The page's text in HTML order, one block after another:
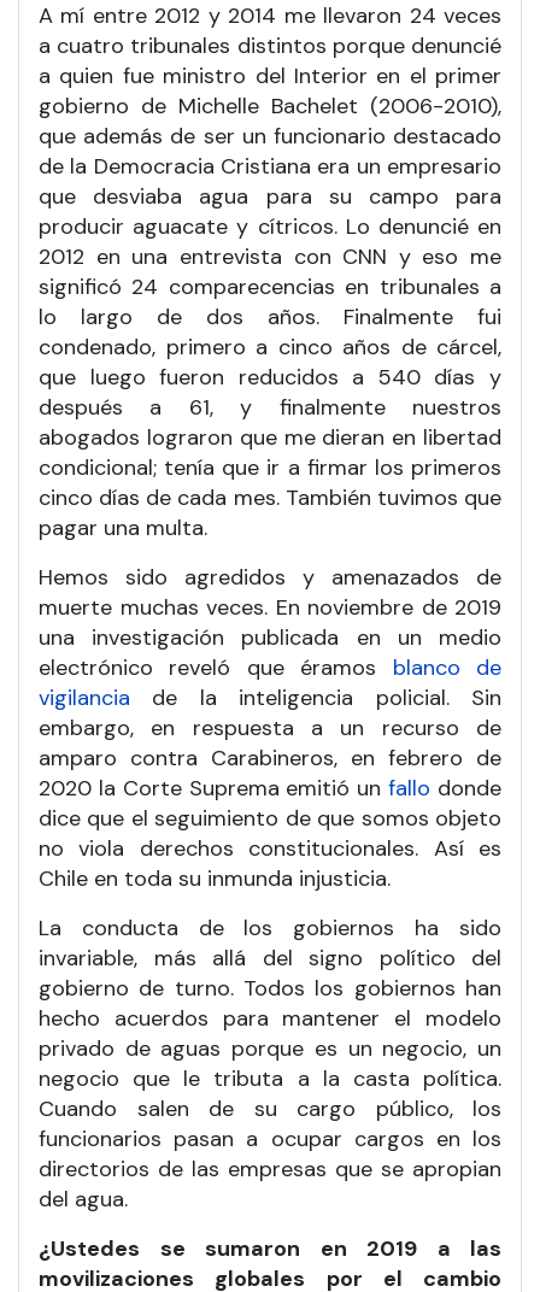
A mí entre 2012 y 2014 me llevaron 24 veces
a cuatro tribunales distintos porque denuncié
a quien fue ministro del Interior en el primer
gobierno de Michelle Bachelet (2006-2010),
que además de ser un funcionario destacado
de la Democracia Cristiana era un empresario
que desviaba agua para su campo para
producir aguacate y cítricos. Lo denuncié en
2012 en una entrevista con CNN y eso me
significó 24 comparecencias en tribunales a
lo largo de dos años. Finalmente fui
condenado, primero a cinco años de cárcel,
que luego fueron reducidos a 540 días y
después a 61, y finalmente nuestros
abogados lograron que me dieran en libertad
condicional; tenía que ir a firmar los primeros
cinco días de cada mes. También tuvimos que
pagar una multa.
Hemos sido agredidos y amenazados de
muerte muchas veces. En noviembre de 2019
una investigación publicada en un medio
electrónico reveló que éramos blanco de
vigilancia de la inteligencia policial. Sin
embargo, en respuesta a un recurso de
amparo contra Carabineros, en febrero de
2020 la Corte Suprema emitió unfallo donde
dice que el seguimiento de que somos objeto
no viola derechos constitucionales. Así es
Chile en toda su inmunda injusticia.
La conducta de los gobiernos ha sido
invariable, más allá del signo político del
gobierno de turno. Todos los gobiernos han
hecho acuerdos para mantener el modelo
privado de aguas porque es un negocio, un
negocio que le tributa a la casta política.
Cuando salen de su cargo público, los
funcionarios pasan a ocupar cargos en los
directorios de las empresas que se apropian
del agua.
¿Ustedes se sumaron en 2019 a las
movilizaciones globales por el cambio